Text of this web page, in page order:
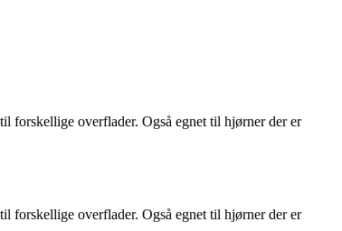
forskellige overflader. Også egnet til hjørner der er
forskellige overflader. Også egnet til hjørner der er